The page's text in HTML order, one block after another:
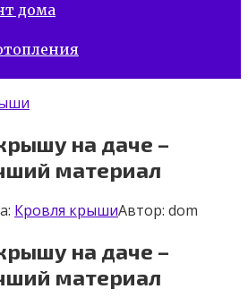
дома
на даче –
материал
Кровля крышиАвтор: dom
на даче –
материал